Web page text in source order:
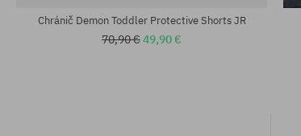
Chránič Demon Toddler Protective Shorts JR
70,90 €49,90 €